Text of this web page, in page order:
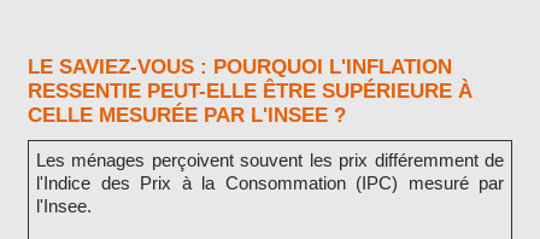
LE SAVIEZ-VOUS : POURQUOI L'INFLATION
RESSENTIE PEUT-ELLE ÊTRE SUPÉRIEURE À
CELLE MESURÉE PAR L'INSEE ?
Les ménages perçoivent souvent les prix différemment de
l'Indice des Prix à la Consommation (IPC) mesuré par
l'Insee.